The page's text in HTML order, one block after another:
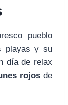
pueblo
playas y su
día de relax
rojosde